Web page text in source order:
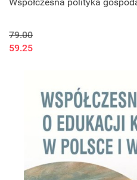
79.00
59.25